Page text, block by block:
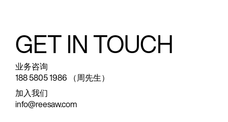
GET IN TOUCH
业务咨询
188 5805 1986 （周先生）
加入我们
info@reesaw.com